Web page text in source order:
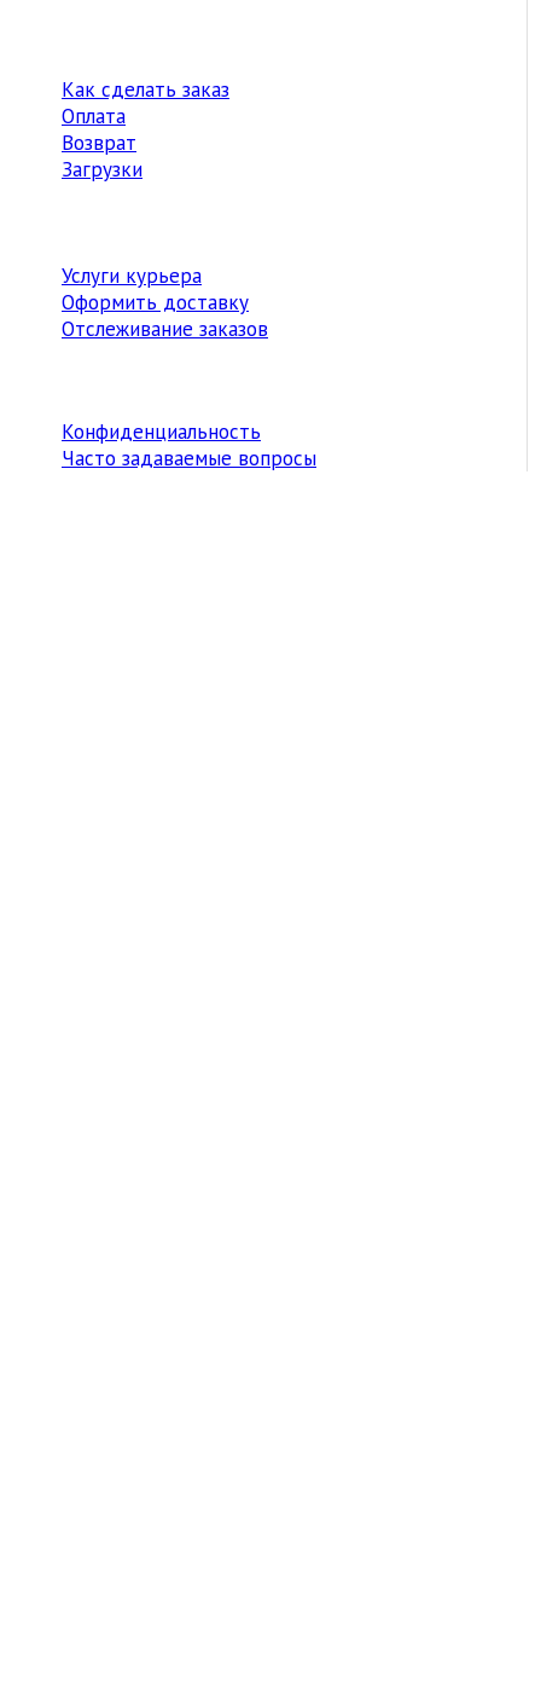
Как сделать заказ
Оплата
Возврат
Загрузки
Услуги курьера
Оформить доставку
Отслеживание заказов
Конфиденциальность
Часто задаваемые вопросы